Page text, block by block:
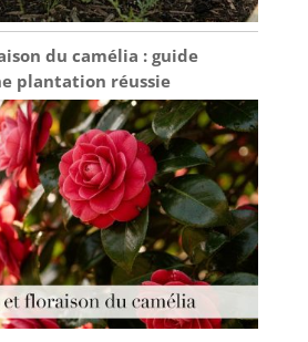
du camélia : guide
plantation réussie